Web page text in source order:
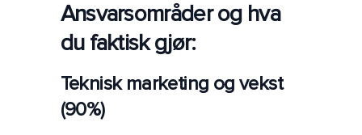
Ansvarsområder og hva
du faktisk gjør:
Teknisk marketing og vekst
(90%)